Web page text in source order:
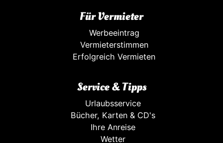
Für Vermieter
Werbeeintrag
Vermieterstimmen
Erfolgreich Vermieten
Service & Tipps
Urlaubsservice
Bücher, Karten & CD's
Ihre Anreise
Wetter